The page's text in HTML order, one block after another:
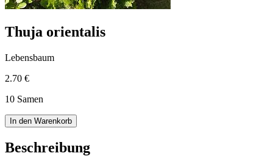
Thuja orientalis
Lebensbaum
2.70 €
10 Samen
In den Warenkorb
Beschreibung